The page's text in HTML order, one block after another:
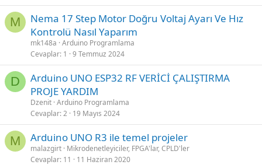
M
Nema 17 Step Motor Doğru Voltaj Ayarı Ve Hız
Kontrolü Nasıl Yaparım
mk148a Arduino Programlama
Cevaplar 1 9 Temmuz 2024
D
Arduino UNO ESP32 RF VERİCİ ÇALIŞTIRMA
PROJE YARDIM
Dzenit Arduino Programlama
Cevaplar 2 19 Mayıs 2024
M Arduino UNO R3 ile temel projeler
malazgirt Mikrodenetleyiciler, FPGA'lar, CPLD'ler
Cevaplar 11 11 Haziran 2020